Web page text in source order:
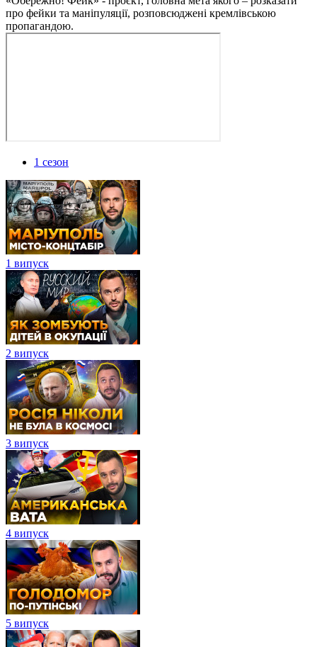
про фейки та маніпуляції, розповсюджені кремлівською
пропагандою.
1 сезон
1 випуск
2 випуск
3 випуск
4 випуск
5 випуск